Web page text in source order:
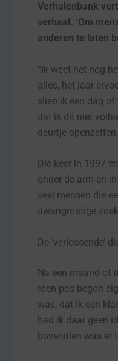
Verhalenbank
verhaal. ‘Om
anderen te laten
“Ik weet het nog
alles, het jaar
sliep ik een dag
dat ik dit niet
deurtje
Die keer in 1997
onder de arm en
veel mensen die
dwangmatige
De ‘verlossende’
Na een maand of
toen pas begon
was, dat ik een
had ik daar geen
bovendien was er